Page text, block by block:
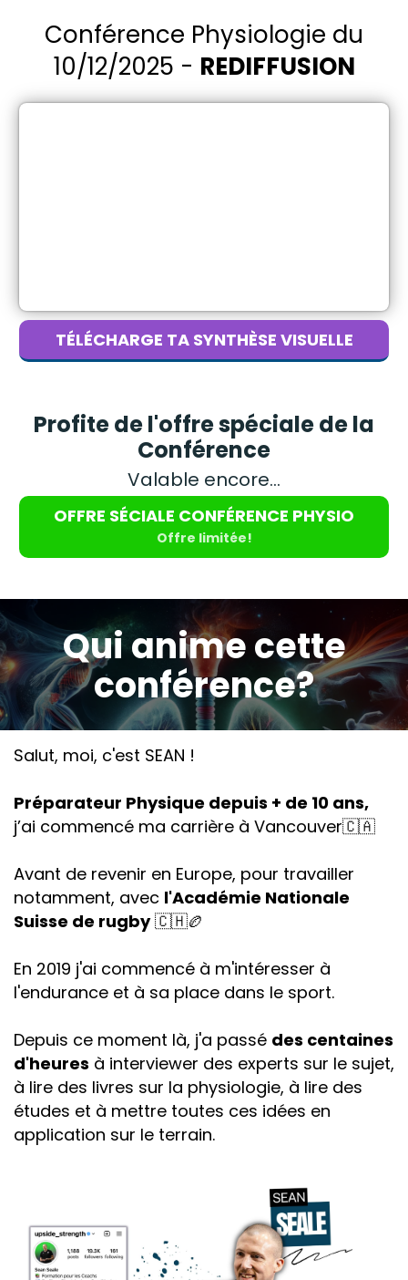
Conférence Physiologie du
10/12/2025 - REDIFFUSION
TÉLÉCHARGE TA SYNTHÈSE VISUELLE
Profite de l'offre spéciale de la
Conférence
Valable encore...
OFFRE SÉCIALE CONFÉRENCE PHYSIO
Offre limitée!
Qui anime cette
conférence?
Salut, moi, c'est SEAN !
Préparateur Physique depuis + de 10 ans,
j’ai commencé ma carrière à Vancouver🇨🇦
Avant de revenir en Europe, pour travailler
notamment, avec l'Académie Nationale
Suisse de rugby🇨🇭🏉
En 2019 j'ai commencé à m'intéresser à
l'endurance et à sa place dans le sport.
Depuis ce moment là, j'a passé des centaines
d'heures à interviewer des experts sur le sujet,
à lire des livres sur la physiologie, à lire des
études et à mettre toutes ces idées en
application sur le terrain.